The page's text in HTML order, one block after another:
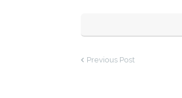
Previous Post